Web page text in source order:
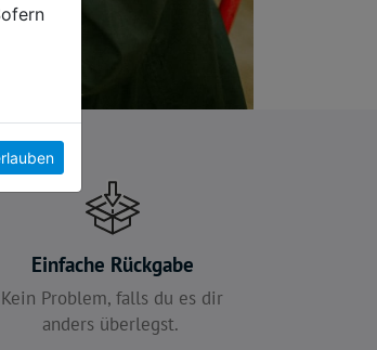
Einfache Rückgabe
Kein Problem, falls du es dir
anders überlegst.